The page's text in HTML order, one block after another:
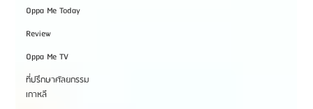
Oppa Me Today
Review
Oppa Me TV
ที่ปรึกษาศัลยกรรม
เกาหลี